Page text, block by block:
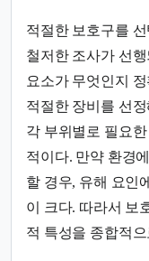
적절한 보호구를
철저한 조사가 선
요소가 무엇인지
적절한 장비를 선
각 부위별로 필요
적이다. 만약 환경
할 경우, 유해 요인
이 크다. 따라서 보
적 특성을 종합적